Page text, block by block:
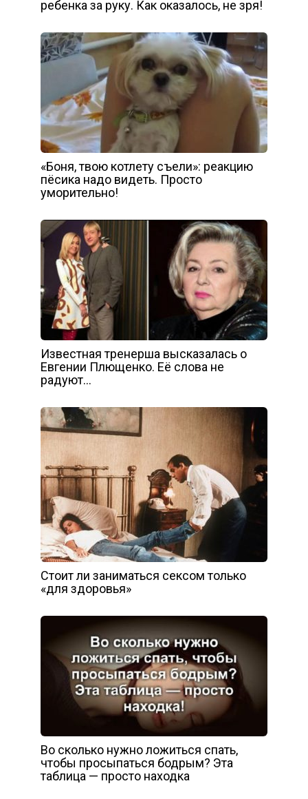
ребенка за руку. Как оказалось, не зря!
«Боня, твою котлету съели»: реакцию
пёсика надо видеть. Просто
уморительно!
Известная тренерша высказалась о
Евгении Плющенко. Её слова не
радуют…
Стоит ли заниматься сексом только
«для здоровья»
Во сколько нужно ложиться спать,
чтобы просыпаться бодрым? Эта
таблица — просто находка